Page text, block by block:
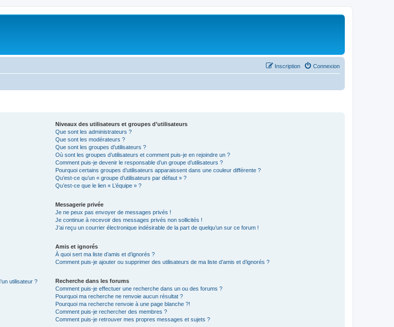
Connexion
Inscription
utilisateur ?
Niveaux des utilisateurs et groupes d’utilisateurs
Que sont les administrateurs ?
Que sont les modérateurs ?
Que sont les groupes d’utilisateurs ?
Où sont les groupes d’utilisateurs et comment puis-je en rejoindre un ?
Comment puis-je devenir le responsable d’un groupe d’utilisateurs ?
Pourquoi certains groupes d’utilisateurs apparaissent dans une couleur différente ?
Qu’est-ce qu’un « groupe d’utilisateurs par défaut » ?
Qu’est-ce que le lien « L’équipe » ?
Messagerie privée
Je ne peux pas envoyer de messages privés !
Je continue à recevoir des messages privés non sollicités !
J’ai reçu un courrier électronique indésirable de la part de quelqu’un sur ce forum !
Amis et ignorés
À quoi sert ma liste d’amis et d’ignorés ?
Comment puis-je ajouter ou supprimer des utilisateurs de ma liste d’amis et d’ignorés ?
Recherche dans les forums
Comment puis-je effectuer une recherche dans un ou des forums ?
Pourquoi ma recherche ne renvoie aucun résultat ?
Pourquoi ma recherche renvoie à une page blanche ?!
Comment puis-je rechercher des membres ?
Comment puis-je retrouver mes propres messages et sujets ?